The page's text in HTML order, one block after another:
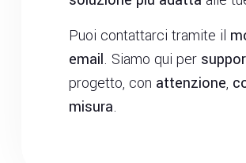
Puoi contattarci tramite il
email. Siamo qui per
progetto, con attenzione,
misura.